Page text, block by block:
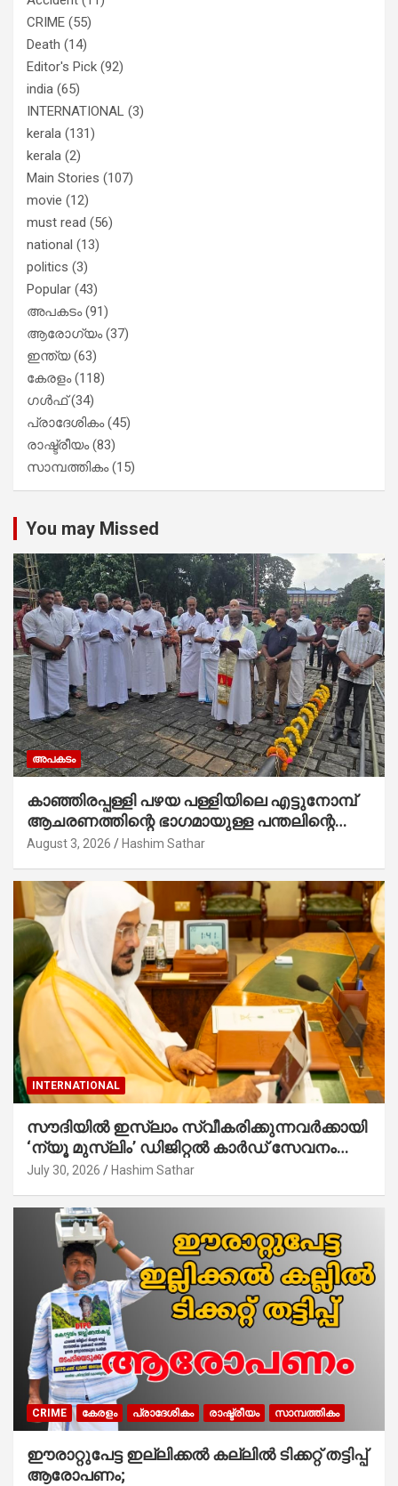
CRIME (55)
Death (14)
Editor's Pick (92)
india (65)
INTERNATIONAL (3)
kerala (131)
kerala (2)
Main Stories (107)
movie (12)
must read (56)
national (13)
politics (3)
Popular (43)
അപകടം(91)
ആരോഗ്യം(37)
ഇന്ത്യ(63)
കേരളം(118)
ഗൾഫ്(34)
പ്രാദേശികം(45)
രാഷ്ട്രീയം(83)
സാമ്പത്തികം(15)
You may Missed
അപകടം
കാഞ്ഞിരപ്പള്ളി പഴയ പള്ളിയിലെ എട്ടുനോമ്പ്
ആചരണത്തിന്റെ ഭാഗമായുള്ള പന്തലിന്റെ
കാൽനാട്ട് കർമ്മം ആർച്ച് പ്രീസ്റ്റ് വെരി.
August 3, 2026 Hashim Sathar
INTERNATIONAL
സൗദിയില്‍ ഇസ്‌ലാം സ്വീകരിക്കുന്നവര്‍ക്കായി
‘ന്യൂ മുസ്ലിം’ ഡിജിറ്റല്‍ കാര്‍ഡ് സേവനം
ആരംഭിച്ചു
July 30, 2026 Hashim Sathar
CRIME കേരളം പ്രാദേശികം രാഷ്ട്രീയം സാമ്പത്തികം
ഈരാറ്റുപേട്ട ഇല്ലിക്കൽ കല്ലിൽ ടിക്കറ്റ് തട്ടിപ്പ്
ആരോപണം;